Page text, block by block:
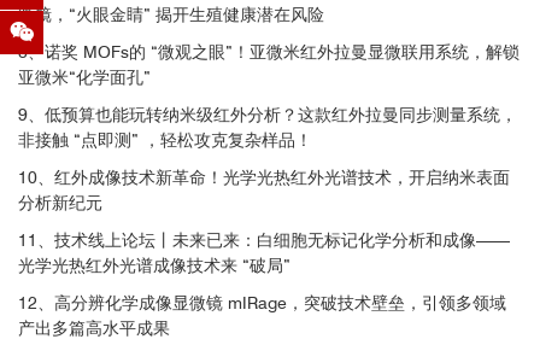
3、生命科学
左：70*70 µm范围的血红细胞的光学照片；中：红色条框区域在1583c
-1
Microplastics
a Model of Pseudoxanthoma Elasticum. Bouderlique, E. et al.International Jo
urnal of Molecular Sciences, 2022
Polarization Sensitive Photothermal Mid-Infrared Spectroscopic Imaging of H
uman Bone Marrow Tissue. Mankar, R. et al.Applied Spectroscopy, 2022
微镜，“火眼金睛” 揭开生殖健康潜在风险
8、诺奖 MOFs的 “微观之眼”！亚微米红外拉曼显微联用系统，解锁
亚微米“化学面孔”
9、低预算也能玩转纳米级红外分析？这款红外拉曼同步测量系统，
非接触 “点即测” ，轻松攻克复杂样品！
10、红外成像技术新革命！光学光热红外光谱技术，开启纳米表面
分析新纪元
11、技术线上论坛丨未来已来：白细胞无标记化学分析和成像——
光学光热红外光谱成像技术来 “破局”
12、高分辨化学成像显微镜 mIRage，突破技术壁垒，引领多领域
产出多篇高水平成果